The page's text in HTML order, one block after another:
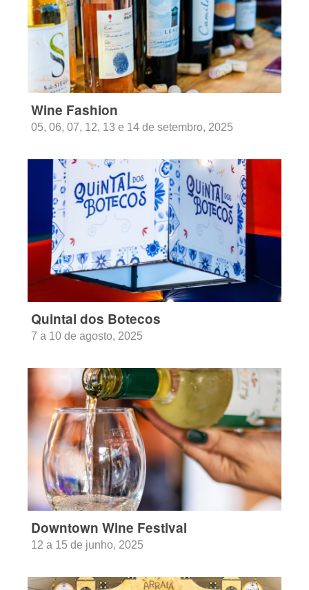
Wine Fashion
05, 06, 07, 12, 13 e 14 de setembro, 2025
Quintal dos Botecos
7 a 10 de agosto, 2025
Downtown Wine Festival
12 a 15 de junho, 2025